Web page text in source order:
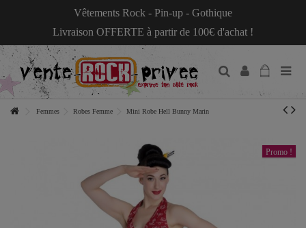
Vêtements Rock - Pin-up - Gothique
Livraison OFFERTE à partir de 100€ d'achat !
Femmes Robes Femme Mini Robe Hell Bunny Marin
Promo !